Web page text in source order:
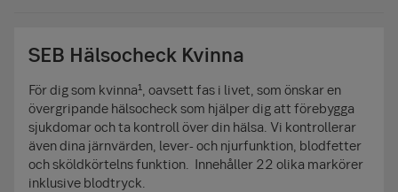
SEB Hälsocheck Kvinna
För dig som kvinna¹, oavsett fas i livet, som önskar en
övergripande hälsocheck som hjälper dig att förebygga
sjukdomar och ta kontroll över din hälsa. Vi kontrollerar
även dina järnvärden, lever- och njurfunktion, blodfetter
och sköldkörtelns funktion. Innehåller 22 olika markörer
inklusive blodtryck.